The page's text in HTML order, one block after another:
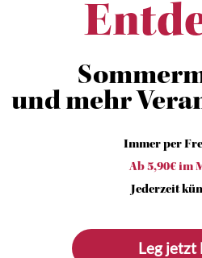
und mehr
Immer per
Ab 5,90€ im
Jederzeit
Leg jetzt